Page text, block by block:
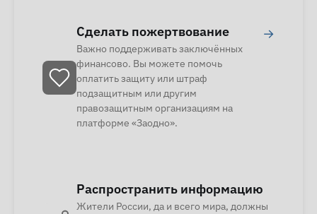
Сделать пожертвование
Важно поддерживать заключённых
финансово. Вы можете помочь
оплатить защиту или штраф
подзащитным или другим
правозащитным организациям на
платформе «Заодно».
→
Распространить информацию
Жители России, да и всего мира, должны